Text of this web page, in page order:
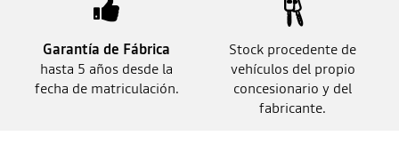
Garantía de Fábrica
hasta 5 años desde la
fecha de matriculación.
Stock procedente de
vehículos del propio
concesionario y del
fabricante.